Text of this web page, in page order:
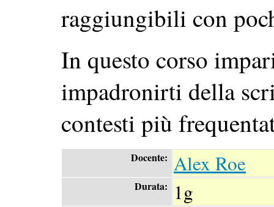
raggiungibili con
In questo corso
impadronirti della
contesti più
Docente: Alex Roe
Durata: 1g